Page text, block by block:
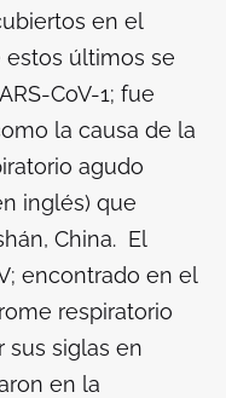
en el
estos últimos se
CoV-1; fue
la causa de la
agudo
inglés) que
China. El
encontrado en el
respiratorio
sus siglas en
en la